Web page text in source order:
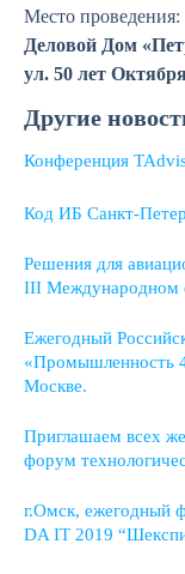
Место проведения:
Деловой Дом
ул. 50 лет
Другие
Конференция
Код ИБ Санкт-
Решения для
III Международном
Ежегодный
«Промышленность
Москве.
Приглашаем всех
форум
г.Омск, ежегодный
DA IT 2019